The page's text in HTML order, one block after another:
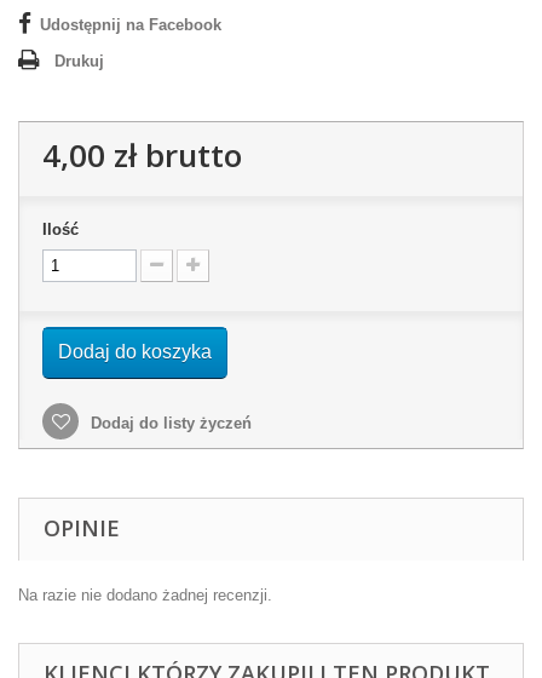
Udostępnij na Facebook
Drukuj
4,00 złbrutto
Ilość
Dodaj do koszyka
Dodaj do listy życzeń
OPINIE
Na razie nie dodano żadnej recenzji.